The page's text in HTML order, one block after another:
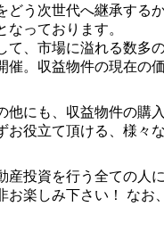
どう次世代へ継承する
なっております。
て、市場に溢れる数多
催。収益物件の現在の
他にも、収益物件の購
お役立て頂ける、様々
産投資を行う全ての人
お楽しみ下さい！ なお